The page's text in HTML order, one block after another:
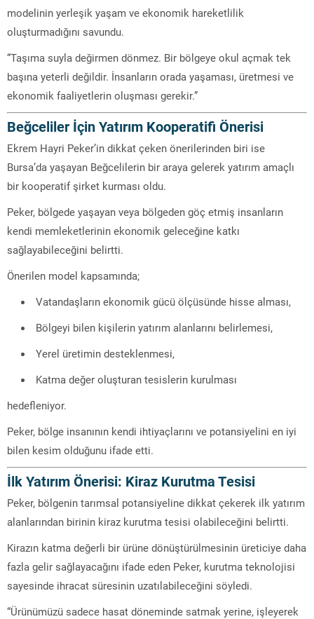
modelinin yerleşik yaşam ve ekonomik hareketlilik
oluşturmadığını savundu.
“Taşıma suyla değirmen dönmez. Bir bölgeye okul açmak tek
başına yeterli değildir. İnsanların orada yaşaması, üretmesi ve
ekonomik faaliyetlerin oluşması gerekir.”
Beğceliler İçin Yatırım Kooperatifi Önerisi
Ekrem Hayri Peker’in dikkat çeken önerilerinden biri ise
Bursa’da yaşayan Beğcelilerin bir araya gelerek yatırım amaçlı
bir kooperatif şirket kurması oldu.
Peker, bölgede yaşayan veya bölgeden göç etmiş insanların
kendi memleketlerinin ekonomik geleceğine katkı
sağlayabileceğini belirtti.
Önerilen model kapsamında;
Vatandaşların ekonomik gücü ölçüsünde hisse alması,
Bölgeyi bilen kişilerin yatırım alanlarını belirlemesi,
Yerel üretimin desteklenmesi,
Katma değer oluşturan tesislerin kurulması
hedefleniyor.
Peker, bölge insanının kendi ihtiyaçlarını ve potansiyelini en iyi
bilen kesim olduğunu ifade etti.
İlk Yatırım Önerisi: Kiraz Kurutma Tesisi
Peker, bölgenin tarımsal potansiyeline dikkat çekerek ilk yatırım
alanlarından birinin kiraz kurutma tesisi olabileceğini belirtti.
Kirazın katma değerli bir ürüne dönüştürülmesinin üreticiye daha
fazla gelir sağlayacağını ifade eden Peker, kurutma teknolojisi
sayesinde ihracat süresinin uzatılabileceğini söyledi.
“Ürünümüzü sadece hasat döneminde satmak yerine, işleyerek